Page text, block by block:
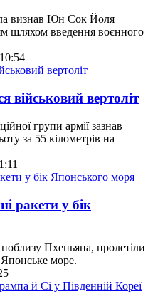
визнав Юн Сок Йоля
шляхом введення воєнного
військовий вертоліт
групи армії зазнав
за 55 кілометрів на
ракети у бік
Пхеньяна, пролетіли
Японське море.